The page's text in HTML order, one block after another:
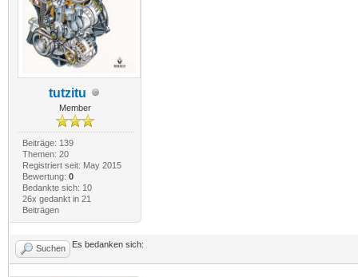
tutzitu
Member
Beiträge: 139
Themen: 20
Registriert seit: May 2015
Bewertung: 0
Bedankte sich: 10
26x gedankt in 21
Beiträgen
Suchen Es bedanken sich: